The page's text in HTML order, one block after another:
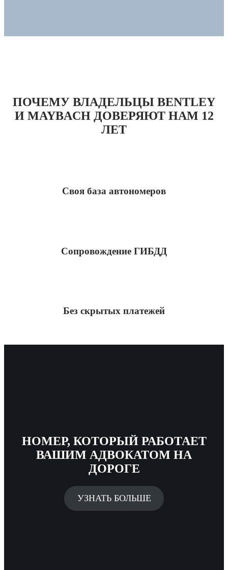
ПОЧЕМУ ВЛАДЕЛЬЦЫ BENTLEY
И MAYBACH ДОВЕРЯЮТ НАМ 12
ЛЕТ
Своя база автономеров
Сопровождение ГИБДД
Без скрытых платежей
НОМЕР, КОТОРЫЙ РАБОТАЕТ
ВАШИМ АДВОКАТОМ НА
ДОРОГЕ
УЗНАТЬ БОЛЬШЕ